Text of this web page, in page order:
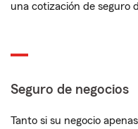
una cotización de seguro
Seguro de negocios
Tanto si su negocio